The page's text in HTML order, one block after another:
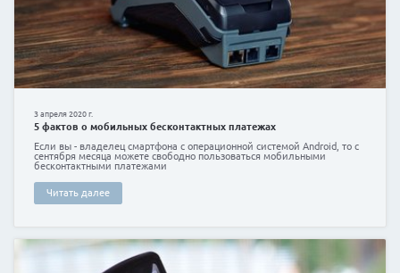
погашения займау определенного кредитора,
пользуются имеющимися отзывами в интернете. В
подробную информацию о погашении любого кредита:
бесплатно, как долго будет идти платеж, какие
подстерегать и т. д.
Только не стоит путать онлайн кредиты с займами от
учреждений, которые предоставляют небольшие
погашения. Судя от отзывам, многие из таких
особенностях своего кредитования. Результатом
структурах становятся непомерно огромные суммы для
следствие, просрочки, штрафы и испорченная
первую очередь просмотрите отзывы о займах,